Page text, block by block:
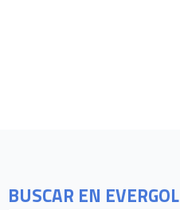
BUSCAR EN EVERGOL